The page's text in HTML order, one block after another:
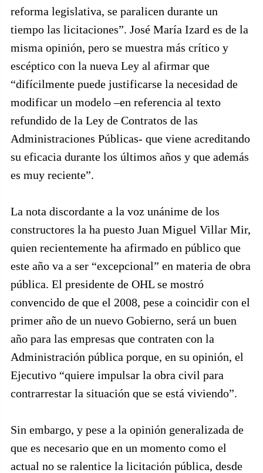
reforma legislativa, se paralicen durante un
tiempo las licitaciones”. José María Izard es de la
misma opinión, pero se muestra más crítico y
escéptico con la nueva Ley al afirmar que
“difícilmente puede justificarse la necesidad de
modificar un modelo –en referencia al texto
refundido de la Ley de Contratos de las
Administraciones Públicas- que viene acreditando
su eficacia durante los últimos años y que además
es muy reciente”.
La nota discordante a la voz unánime de los
constructores la ha puesto Juan Miguel Villar Mir,
quien recientemente ha afirmado en público que
este año va a ser “excepcional” en materia de obra
pública. El presidente de OHL se mostró
convencido de que el 2008, pese a coincidir con el
primer año de un nuevo Gobierno, será un buen
año para las empresas que contraten con la
Administración pública porque, en su opinión, el
Ejecutivo “quiere impulsar la obra civil para
contrarrestar la situación que se está viviendo”.
Sin embargo, y pese a la opinión generalizada de
que es necesario que en un momento como el
actual no se ralentice la licitación pública, desde